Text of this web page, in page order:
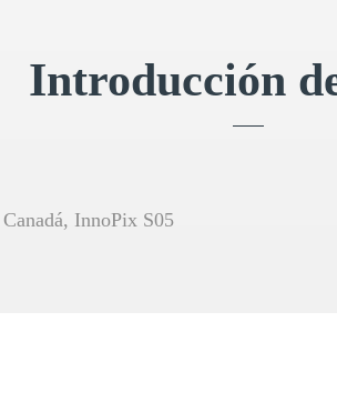
Introducción
InnoPix S05